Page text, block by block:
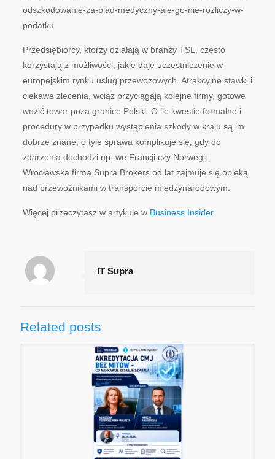
odszkodowanie-za-blad-medyczny-ale-go-nie-rozliczy-w-
podatku
Przedsiębiorcy, którzy działają w branży TSL, często
korzystają z możliwości, jakie daje uczestniczenie w
europejskim rynku usług przewozowych. Atrakcyjne stawki i
ciekawe zlecenia, wciąż przyciągają kolejne firmy, gotowe
wozić towar poza granice Polski. O ile kwestie formalne i
procedury w przypadku wystąpienia szkody w kraju są im
dobrze znane, o tyle sprawa komplikuje się, gdy do
zdarzenia dochodzi np. we Francji czy Norwegii.
Wrocławska firma Supra Brokers od lat zajmuje się opieką
nad przewoźnikami w transporcie międzynarodowym.
Więcej przeczytasz w artykule w Business Insider
IT Supra
Related posts